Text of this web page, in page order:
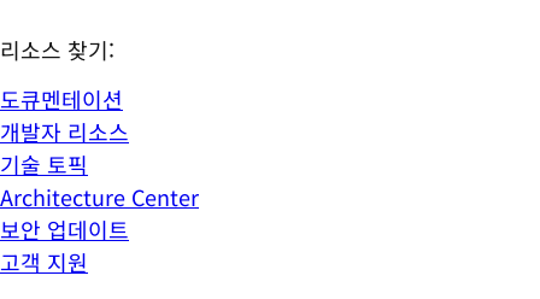
리소스 찾기:
도큐멘테이션
개발자 리소스
기술 토픽
Architecture Center
보안 업데이트
고객 지원